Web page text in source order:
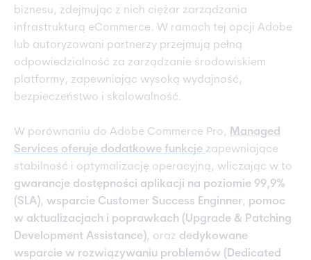
biznesu, zdejmując z nich ciężar zarządzania
infrastrukturą eCommerce. W ramach tej opcji Adobe
lub autoryzowani partnerzy przejmują pełną
odpowiedzialność za zarządzanie środowiskiem
platformy, zapewniając wysoką wydajność,
bezpieczeństwo i skalowalność.
W porównaniu do Adobe Commerce Pro, Managed
Services oferuje dodatkowe funkcje zapewniające
stabilność i optymalizację operacyjną, wliczając w to
gwarancje dostępności aplikacji na poziomie 99,9%
(SLA), wsparcie Customer Success Enginner, pomoc
w aktualizacjach i poprawkach (Upgrade & Patching
Development Assistance), oraz dedykowane
wsparcie w rozwiązywaniu problemów (Dedicated